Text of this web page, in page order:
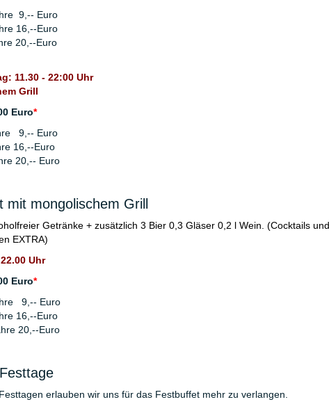
9,-- Euro
16,--Euro
20,--Euro
11.30 - 22:00 Uhr
Grill
Euro*
9,-- Euro
16,--Euro
20,-- Euro
mit mongolischem Grill
Getränke + zusätzlich 3 Bier 0,3 Gläser 0,2 l Wein. (Cocktails und
EXTRA)
Uhr
Euro*
9,-- Euro
16,--Euro
20,--Euro
erlauben wir uns für das Festbuffet mehr zu verlangen.